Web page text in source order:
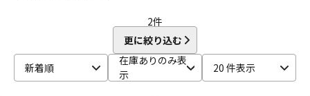
2件
更に絞り込む
新着順
在庫ありのみ表
示
20 件表示